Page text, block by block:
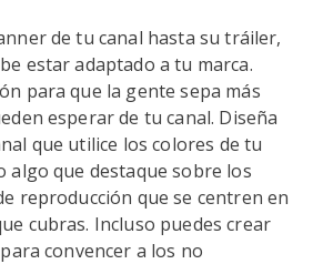
de tu canal hasta su tráiler,
estar adaptado a tu marca.
para que la gente sepa más
esperar de tu canal. Diseña
que utilice los colores de tu
algo que destaque sobre los
reproducción que se centren en
cubras. Incluso puedes crear
convencer a los no